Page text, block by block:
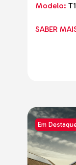
Modelo:
SABER
Em